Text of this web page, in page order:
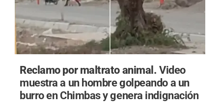
Reclamo por maltrato animal.Video
muestra a un hombre golpeando a un
burro en Chimbas y genera indignación